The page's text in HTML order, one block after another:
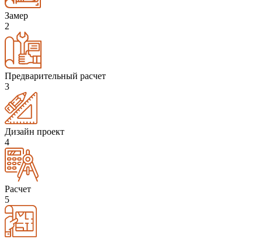
Замер
2
Предварительный расчет
3
Дизайн проект
4
Расчет
5